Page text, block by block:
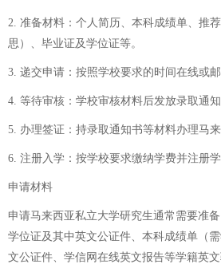
2. 准备材料：个人简历、本科成绩单、推
思）、毕业证及学位证等。
3. 递交申请：按照学校要求的时间在线或邮
4. 等待审核：学校审核材料后发放录取通知
5. 办理签证：持录取通知书等材料办理马来
6. 注册入学：按学校要求缴纳学费并注册学
申请材料
申请马来西亚私立大学研究生通常需要准
学位证及其中英文公证件、本科成绩单（
文公证件、学信网在线英文报告等学籍英